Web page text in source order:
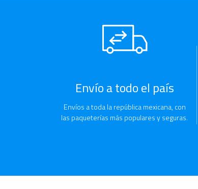
Envío a todo el país
Envíos a toda la república mexicana, con
las paqueterías más populares y seguras.